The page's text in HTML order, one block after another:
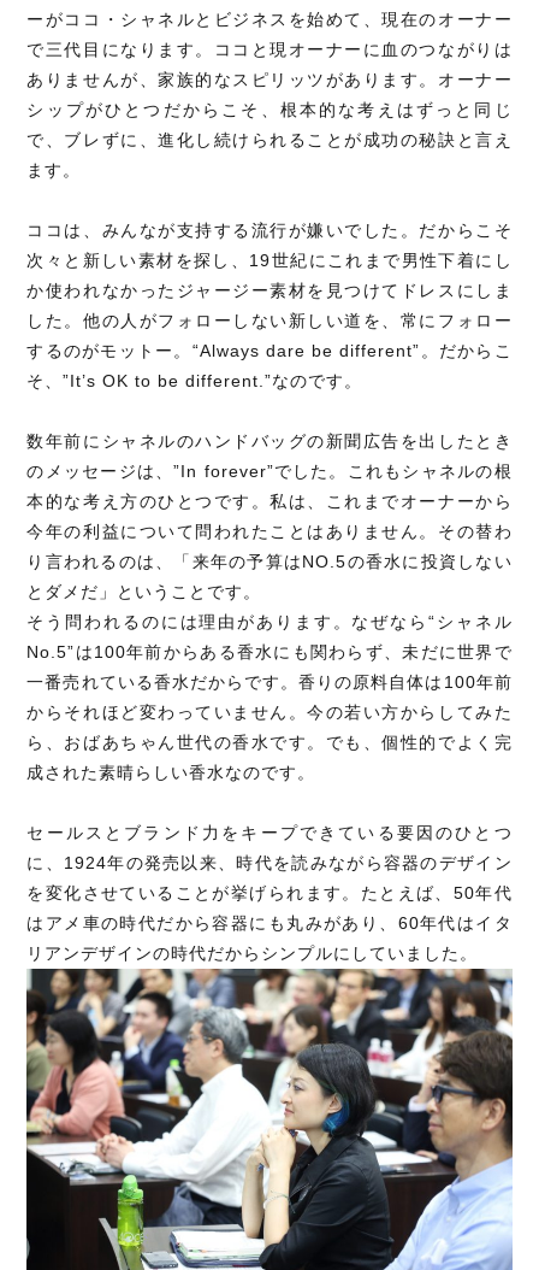
ーがココ・シャネルとビジネスを始めて、現在のオーナー
で三代目になります。ココと現オーナーに血のつながりは
ありませんが、家族的なスピリッツがあります。オーナー
シップがひとつだからこそ、根本的な考えはずっと同じ
で、ブレずに、進化し続けられることが成功の秘訣と言え
ます。
ココは、みんなが支持する流行が嫌いでした。だからこそ
次々と新しい素材を探し、19世紀にこれまで男性下着にし
か使われなかったジャージー素材を見つけてドレスにしま
した。他の人がフォローしない新しい道を、常にフォロー
するのがモットー。“Always dare be different”。だからこ
そ、”It’s OK to be different.”なのです。
数年前にシャネルのハンドバッグの新聞広告を出したとき
のメッセージは、”In forever”でした。これもシャネルの根
本的な考え方のひとつです。私は、これまでオーナーから
今年の利益について問われたことはありません。その替わ
り言われるのは、「来年の予算はNO.5の香水に投資しない
とダメだ」ということです。
そう問われるのには理由があります。なぜなら“シャネル
No.5”は100年前からある香水にも関わらず、未だに世界で
一番売れている香水だからです。香りの原料自体は100年前
からそれほど変わっていません。今の若い方からしてみた
ら、おばあちゃん世代の香水です。でも、個性的でよく完
成された素晴らしい香水なのです。
セールスとブランド力をキープできている要因のひとつ
に、1924年の発売以来、時代を読みながら容器のデザイン
を変化させていることが挙げられます。たとえば、50年代
はアメ車の時代だから容器にも丸みがあり、60年代はイタ
リアンデザインの時代だからシンプルにしていました。